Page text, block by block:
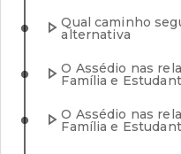
Qual caminho
alternativa
O Assédio nas
Família e
O Assédio nas
Família e